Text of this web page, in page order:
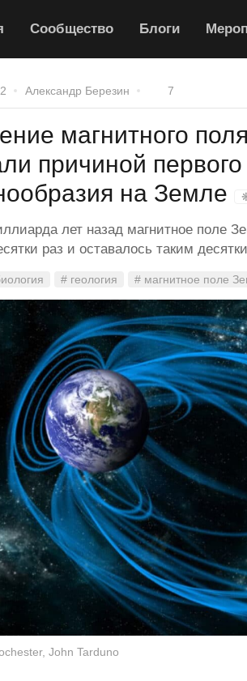
Сообщество Блоги
Александр Березин 7
магнитного
причиной
на Земле
лет назад магнитное поле
раз и оставалось таким
# геология # магнитное поле
John Tarduno